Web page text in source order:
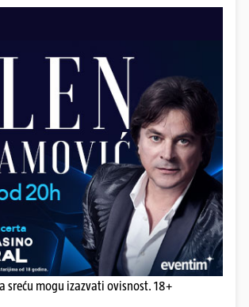
sreću mogu izazvati ovisnost. 18+